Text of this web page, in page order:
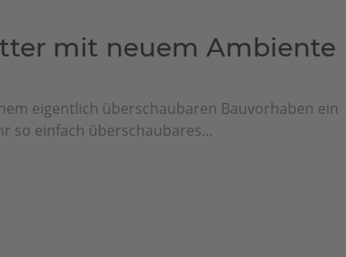
mit neuem Ambiente
eigentlich überschaubaren Bauvorhaben ein
so einfach überschaubares...